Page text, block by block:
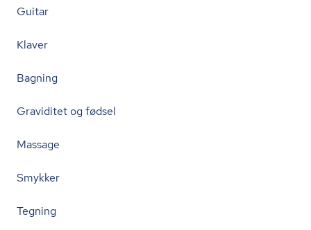
Guitar
Klaver
Bagning
Graviditet og fødsel
Massage
Smykker
Tegning